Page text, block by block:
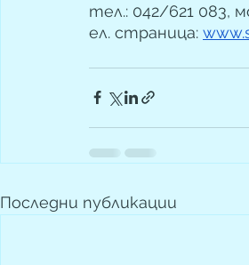
тел.: 042/621 083,
ел. страница:
Последни публикации